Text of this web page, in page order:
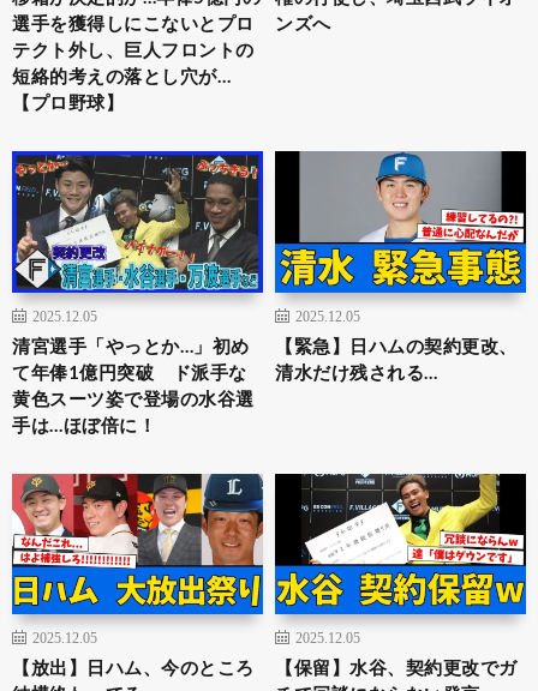
選手を獲得しにこないとプロ
テクト外し、巨人フロントの
短絡的考えの落とし穴が…
【プロ野球】
ンズへ
2025.12.05
清宮選手「やっとか…」初め
て年俸1億円突破 ド派手な
黄色スーツ姿で登場の水谷選
手は…ほぼ倍に！
2025.12.05
【緊急】日ハムの契約更改、
清水だけ残される…
2025.12.05
【放出】日ハム、今のところ
2025.12.05
【保留】水谷、契約更改でガ